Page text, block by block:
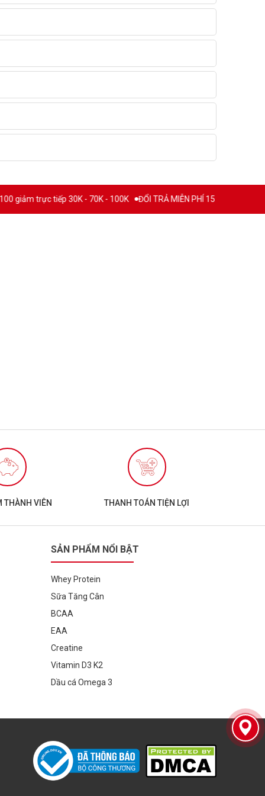
trực tiếp 30K - 70K - 100K ĐỔI TRẢ MIỄN PHÍ 15 NGÀY
THÀNH VIÊN THANH TOÁN TIỆN LỢI
SẢN PHẨM NỔI BẬT
Whey Protein
Sữa Tăng Cân
BCAA
EAA
Creatine
Vitamin D3 K2
Dầu cá Omega 3